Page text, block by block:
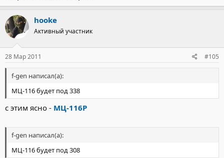
hooke
Активный участник
28 Мар 2011 #105
f-gen написал(а):
МЦ-116 будет под 338
с этим ясно - МЦ-116Р
f-gen написал(а):
МЦ-116 будет под 308